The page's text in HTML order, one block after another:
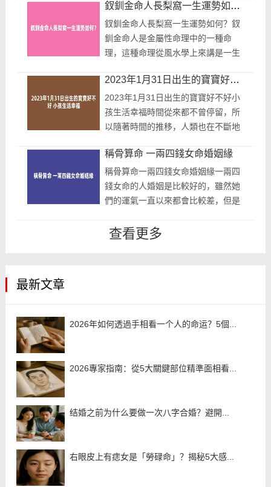
這個就需要先知道自己命格的狀態和
特...
釵釧金命人長梨窩一生運勢如何？
釵釧金命人長梨窩一生運勢如何？釵
釧金命人是金屬性命理中的一種命
理，這種命理從風水學上來講是一生
命運。更不要說這種人，如果長了梨
窩的...
2023年1月31日出生的寶寶好不好 小孩生活幸福
2023年1月31日出生的寶寶好不好小
孩生活幸福時間從來都不曾停留，所
以隨著時間的推移，人類也在不斷地
兒出生，然後家中有新生兒降臨時，
家中每...
稱骨算命 一兩四錢女命婚姻緣
稱骨算命一兩四錢女命婚姻緣一兩四
錢女命的人婚姻是比較好的，雖然她
們的運氣一直以來都會比較差，但是
非常溫柔的，這樣的人一般都是比較
查看更多
最新文章
2026年如何透過手相看一个人的命运？5個...
2026專家指南：從5大關鍵部位精準面相看...
结婚之前为什么要做一次八字合婚？避開...
右眼皮上有痣女是「勞碌命」？揭秘5大感...